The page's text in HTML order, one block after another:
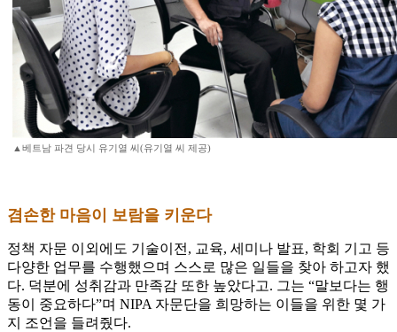
▲베트남 파견 당시 유기열 씨(유기열 씨 제공)
겸손한 마음이 보람을 키운다
정책 자문 이외에도 기술이전, 교육, 세미나 발표, 학회 기고 등
다양한 업무를 수행했으며 스스로 많은 일들을 찾아 하고자 했
다. 덕분에 성취감과 만족감 또한 높았다고. 그는 “말보다는 행
동이 중요하다”며 NIPA 자문단을 희망하는 이들을 위한 몇 가
지 조언을 들려줬다.